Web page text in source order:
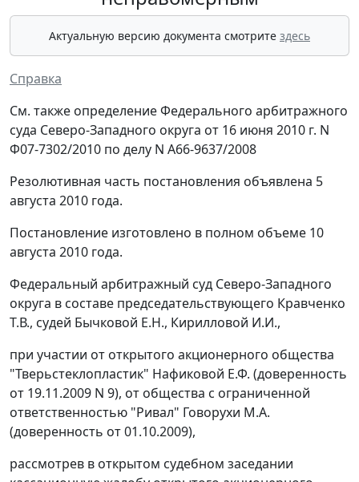
Актуальную версию документа смотрите здесь
Справка
См. также определение Федерального арбитражного
суда Северо-Западного округа от 16 июня 2010 г. N
Ф07-7302/2010 по делу N А66-9637/2008
Резолютивная часть постановления объявлена 5
августа 2010 года.
Постановление изготовлено в полном объеме 10
августа 2010 года.
Федеральный арбитражный суд Северо-Западного
округа в составе председательствующего Кравченко
Т.В., судей Бычковой Е.Н., Кирилловой И.И.,
при участии от открытого акционерного общества
"Тверьстеклопластик" Нафиковой Е.Ф. (доверенность
от 19.11.2009 N 9), от общества с ограниченной
ответственностью "Ривал" Говорухи М.А.
(доверенность от 01.10.2009),
рассмотрев в открытом судебном заседании